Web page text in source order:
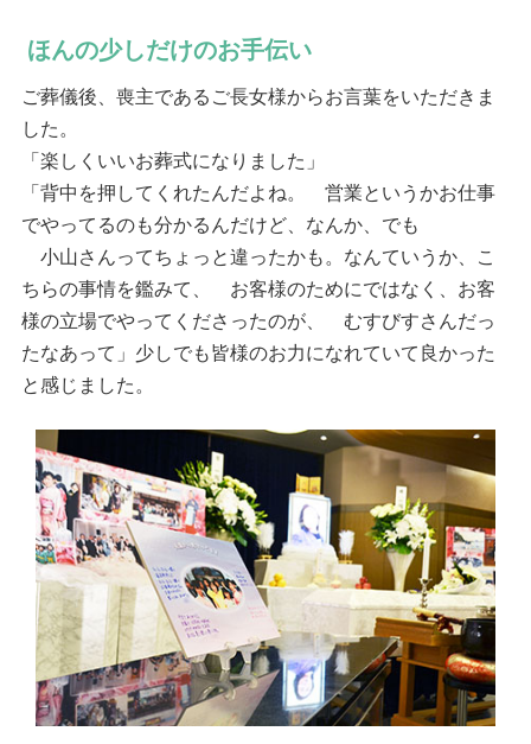
ほんの少しだけのお手伝い
ご葬儀後、喪主であるご長女様からお言葉をいただきま
した。
「楽しくいいお葬式になりました」
「背中を押してくれたんだよね。 営業というかお仕事
でやってるのも分かるんだけど、なんか、でも
小山さんってちょっと違ったかも。なんていうか、こ
ちらの事情を鑑みて、 お客様のためにではなく、お客
様の立場でやってくださったのが、 むすびすさんだっ
たなあって」少しでも皆様のお力になれていて良かった
と感じました。